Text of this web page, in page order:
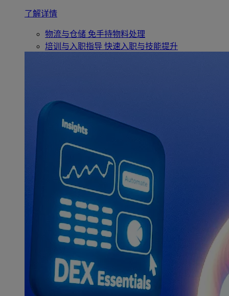
了解详情
物流与仓储 免手持物料处理
培训与入职指导 快速入职与技能提升